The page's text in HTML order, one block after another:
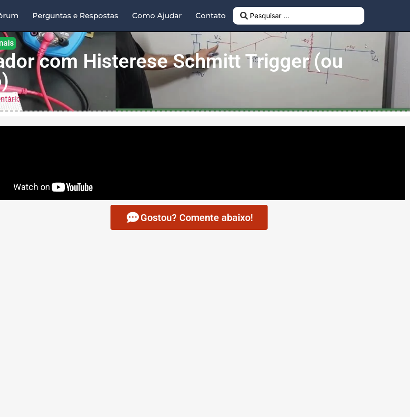
Perguntas e Respostas Como Ajudar Contato
com Histerese Schmitt Trigger (ou
Gostou? Comente abaixo!